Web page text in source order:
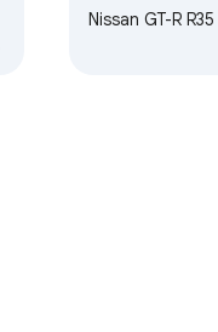
Nissan GT-R